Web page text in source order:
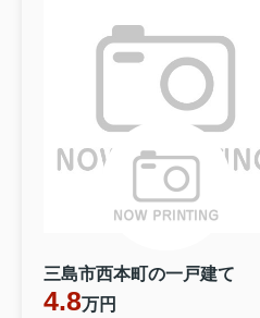
三島市西本町の一戸建て
4.8万円